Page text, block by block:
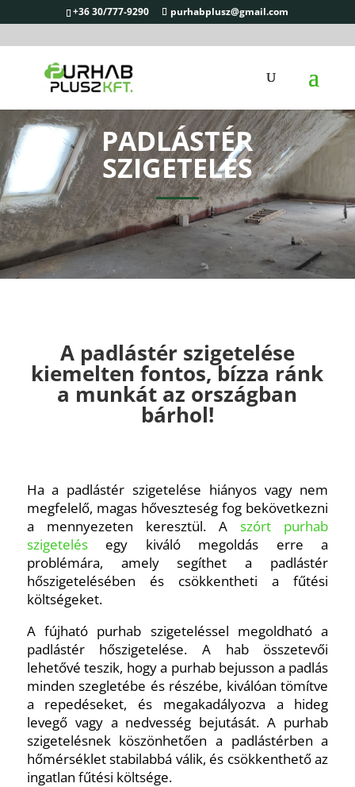
+36 30/777-9290 purhabplusz@gmail.com
PADLÁSTÉR
SZIGETELÉS
A padlástér szigetelése
kiemelten fontos, bízza ránk
a munkát az országban
bárhol!
Ha a padlástér szigetelése hiányos vagy nem
megfelelő, magas hőveszteség fog bekövetkezni
a mennyezeten keresztül. Aszórt purhab
szigetelésegy kiváló megoldás erre a
problémára, amely segíthet a padlástér
hőszigetelésében és csökkentheti a fűtési
költségeket.
A fújható purhab szigeteléssel megoldható a
padlástér hőszigetelése. A hab összetevői
lehetővé teszik, hogy a purhab bejusson a padlás
minden szegletébe és részébe, kiválóan tömítve
a repedéseket, és megakadályozva a hideg
levegő vagy a nedvesség bejutását. A purhab
szigetelésnek köszönhetően a padlástérben a
hőmérséklet stabilabbá válik, és csökkenthető az
ingatlan fűtési költsége.